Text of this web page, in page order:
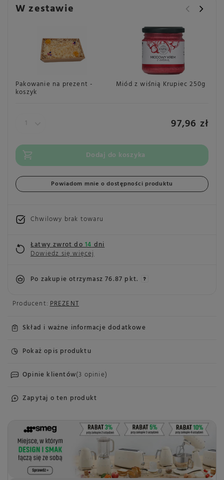
Producent: PREZENT
Skład i ważne informacje dodatkowe
Pokaż opis produktu
Opinie klientów(3 opinie)
Zapytaj o ten produkt
W zestawie
Pakowanie na prezent -
koszyk
Miód z wiśnią Krupiec 250g
97,96 zł
Dodaj do koszyka
Powiadom mnie o dostępności produktu
Chwilowy brak towaru
Łatwy zwrot do14dni
Dowiedz się więcej
Po zakupie otrzymasz76.87 pkt.